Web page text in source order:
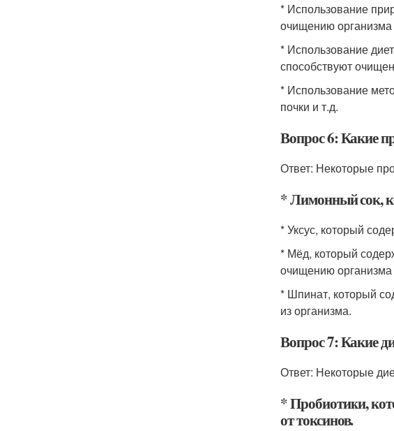
* Использование
очищению организма
* Использование
способствуют
* Использование
почки и т.д.
Вопрос 6: Какие
Ответ: Некоторые
* Лимонный сок,
* Уксус, который
* Мёд, который
очищению организма
* Шпинат, который
из организма.
Вопрос 7: Какие
Ответ: Некоторые
* Пробиотики,
от токсинов.